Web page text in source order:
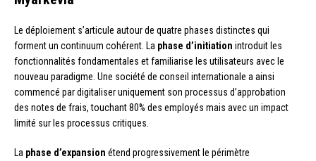
Le déploiement s’articule autour de quatre phases distinctes qui
forment un continuum cohérent. La phase d’initiation introduit les
fonctionnalités fondamentales et familiarise les utilisateurs avec le
nouveau paradigme. Une société de conseil internationale a ainsi
commencé par digitaliser uniquement son processus d’approbation
des notes de frais, touchant 80% des employés mais avec un impact
limité sur les processus critiques.
La phase d’expansion étend progressivement le périmètre